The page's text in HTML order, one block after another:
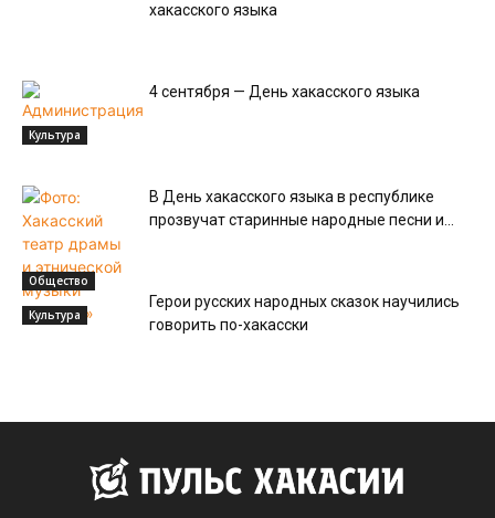
хакасского языка
Культура
4 сентября — День хакасского языка
Культура
В День хакасского языка в республике
прозвучат старинные народные песни и...
Общество
Герои русских народных сказок научились
говорить по-хакасски